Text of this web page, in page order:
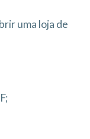
uma loja de